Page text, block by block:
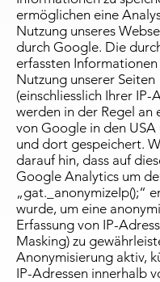
ermöglichen eine
Nutzung unseres
durch Google. Die
erfassten
Nutzung unserer Seiten
(einschliesslich Ihrer IP-
werden in der Regel an
von Google in den
und dort gespeichert.
darauf hin, dass auf
Google Analytics um
„gat._anonymizeIp();“
wurde, um eine
Erfassung von IP-
Masking) zu
Anonymisierung aktiv,
IP-Adressen innerhalb